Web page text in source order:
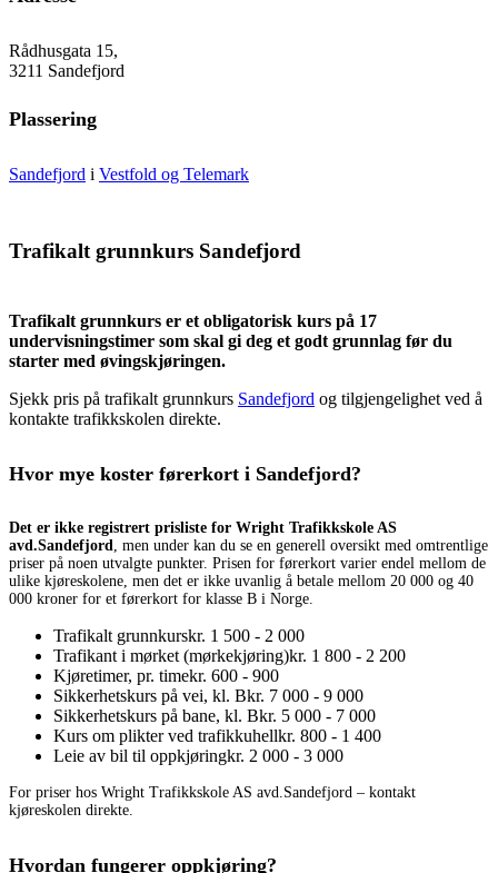
Rådhusgata 15,
3211 Sandefjord
Plassering
Sandefjord i Vestfold og Telemark
Trafikalt grunnkurs Sandefjord
Trafikalt grunnkurs er et obligatorisk kurs på 17
undervisningstimer som skal gi deg et godt grunnlag før du
starter med øvingskjøringen.
Sjekk pris på trafikalt grunnkurs Sandefjord og tilgjengelighet ved å
kontakte trafikkskolen direkte.
Hvor mye koster førerkort i Sandefjord?
Det er ikke registrert prisliste for Wright Trafikkskole AS
avd.Sandefjord, men under kan du se en generell oversikt med omtrentlige
priser på noen utvalgte punkter. Prisen for førerkort varier endel mellom de
ulike kjøreskolene, men det er ikke uvanlig å betale mellom 20 000 og 40
000 kroner for et førerkort for klasse B i Norge.
Trafikalt grunnkurskr. 1 500 - 2 000
Trafikant i mørket (mørkekjøring)kr. 1 800 - 2 200
Kjøretimer, pr. timekr. 600 - 900
Sikkerhetskurs på vei, kl. Bkr. 7 000 - 9 000
Sikkerhetskurs på bane, kl. Bkr. 5 000 - 7 000
Kurs om plikter ved trafikkuhellkr. 800 - 1 400
Leie av bil til oppkjøringkr. 2 000 - 3 000
For priser hos Wright Trafikkskole AS avd.Sandefjord – kontakt
kjøreskolen direkte.
Hvordan fungerer oppkjøring?